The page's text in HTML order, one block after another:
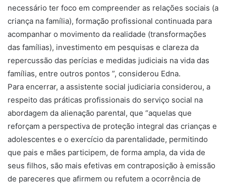
necessário ter foco em compreender as relações sociais (a
criança na família), formação profissional continuada para
acompanhar o movimento da realidade (transformações
das famílias), investimento em pesquisas e clareza da
repercussão das perícias e medidas judiciais na vida das
famílias, entre outros pontos ”, considerou Edna.
Para encerrar, a assistente social judiciaria considerou, a
respeito das práticas profissionais do serviço social na
abordagem da alienação parental, que “aquelas que
reforçam a perspectiva de proteção integral das crianças e
adolescentes e o exercício da parentalidade, permitindo
que pais e mães participem, de forma ampla, da vida de
seus filhos, são mais efetivas em contraposição à emissão
de pareceres que afirmem ou refutem a ocorrência de